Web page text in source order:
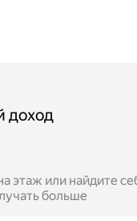
доход
этаж или найдите
больше